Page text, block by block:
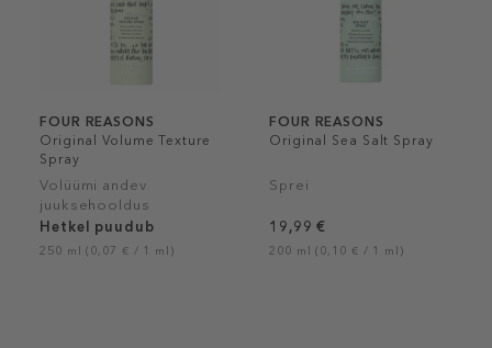
FOUR REASONS
Original Volume Texture
Spray
Volüümi andev
juuksehooldus
Hetkel puudub
250 ml (0,07 € / 1 ml)
FOUR REASONS
Original Sea Salt Spray
Sprei
19,99 €
200 ml (0,10 € / 1 ml)